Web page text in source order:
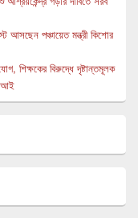
আসছেন পঞ্চায়েত মন্ত্রী কিশোর
শিক্ষকের বিরুদ্ধে দৃষ্টান্তমূলক